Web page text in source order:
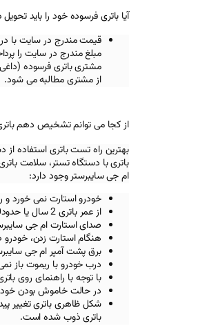
آیا باتری فرسوده خود را باید
قیمت مندرج در سایت با
مبلغ مندرج در سایت را
مشتری باتری فرسوده
از مشتری مطالبه می شود.
از کجا می توانم تشخیص دهم
بهترین راه تست باتری استفاده
باتری با دستگاه تستر، سلامت
ام جی سایبرستروجود دارد:
خودرو استارت نمی خورد
از عمر باتری 2 سال یا حدود40،000 کیلومتر گذشته است.
صدای استارتام جی
هنگام استارت زدن،
برق پشت آمپرام جی
درب خودرو با ریموت باز
با توجه با راهنمای روی
در حالت خاموش بودن
شکل ظاهری باتری تغییر
باتری ذوب شده است.